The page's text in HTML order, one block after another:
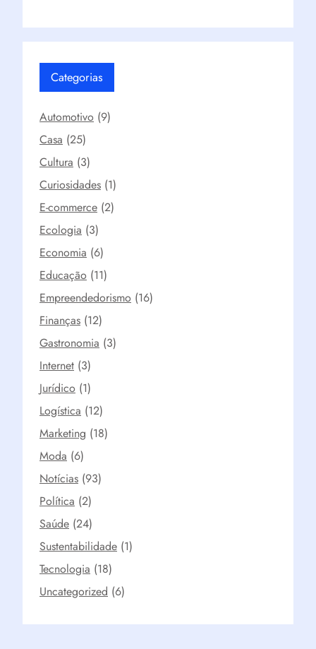
Categorias
Automotivo (9)
Casa (25)
Cultura (3)
Curiosidades (1)
E-commerce (2)
Ecologia (3)
Economia (6)
Educação (11)
Empreendedorismo (16)
Finanças (12)
Gastronomia (3)
Internet (3)
Jurídico (1)
Logística (12)
Marketing (18)
Moda (6)
Notícias (93)
Política (2)
Saúde (24)
Sustentabilidade (1)
Tecnologia (18)
Uncategorized (6)